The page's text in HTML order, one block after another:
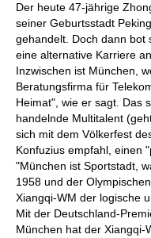
Der heute 47-jährige
seiner Geburtsstadt
gehandelt. Doch dann bot
eine alternative Karriere
Inzwischen ist München,
Beratungsfirma für
Heimat", wie er sagt. Das
handelnde Multitalent
sich mit dem Völkerfest
Konfuzius empfahl, einen
"München ist Sportstadt,
1958 und der
Xiangqi-WM der logische
Mit der Deutschland-
München hat der Xiangqi-